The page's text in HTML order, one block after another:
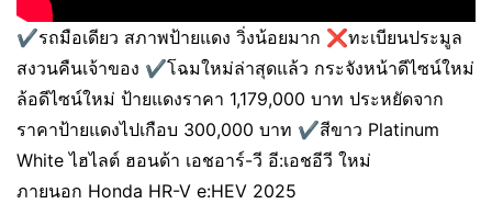
✔️รถมือเดียว สภาพป้ายแดง วิ่งน้อยมาก ❌ทะเบียนประมูล
สงวนคืนเจ้าของ ✔️โฉมใหม่ล่าสุดแล้ว กระจังหน้าดีไซน์ใหม่
ล้อดีไซน์ใหม่ ป้ายแดงราคา 1,179,000 บาท ประหยัดจาก
ราคาป้ายแดงไปเกือบ 300,000 บาท ✔️สีขาว Platinum
White ไฮไลต์ ฮอนด้า เอชอาร์-วี อี:เอชอีวี ใหม่
ภายนอก Honda HR-V e:HEV 2025